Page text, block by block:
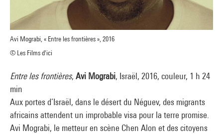
Avi Mograbi, « Entre les frontières », 2016
© Les Films d'ici
Entre les frontières, Avi Mograbi, Israël, 2016, couleur, 1 h 24
min
Aux portes d’Israël, dans le désert du Néguev, des migrants
africains attendent un improbable visa pour la terre promise.
Avi Mograbi, le metteur en scène Chen Alon et des citoyens